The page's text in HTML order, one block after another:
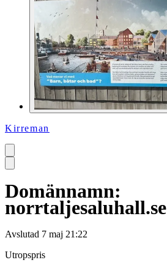
Kirreman
Domännamn:
norrtaljesaluhall.se
Avslutad 7 maj 21:22
Utropspris